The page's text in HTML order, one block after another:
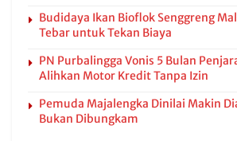
Budidaya Ikan Bioflok Senggreng
Tebar untuk Tekan Biaya
PN Purbalingga Vonis 5 Bulan
Alihkan Motor Kredit Tanpa Izin
Pemuda Majalengka Dinilai Makin
Bukan Dibungkam